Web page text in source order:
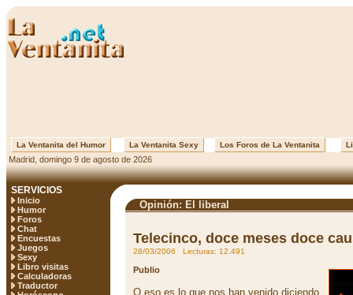
La Ventanita del Humor La Ventanita Sexy Los Foros de La Ventanita
Madrid, domingo 9 de agosto de 2026
SERVICIOS
Inicio
Humor
Foros
Chat
Encuestas
Juegos
Sexy
Libro visitas
Calculadoras
Traductor
Opinión: El liberal
Telecinco, doce meses doce
28/03/2006 Lecturas: 12.491
Publio
O eso es lo que nos han venido diciendo